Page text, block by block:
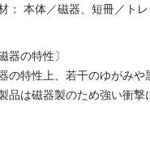
： 本体／磁器、短冊／ト
磁器の特性〕
の特性上、若干のゆがみや
品は磁器製のため強い衝撃